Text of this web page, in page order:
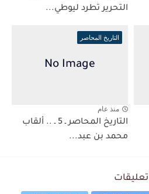
التحرير تطرد ليوطي...
التاريخ المحاصر
منذ عام
التاريخ المحاصر ـ 5 ـ .. ألقاب
محمد بن عبد...
تعليقات